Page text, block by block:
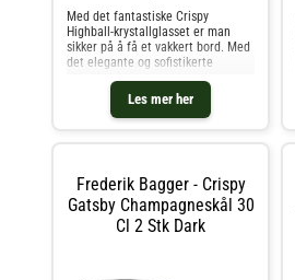
Les mer her
Med det fantastiske Crispy
Highball-krystallglasset er man
sikker på å få et vakkert bord. Med
det elegante og sofistikerte
uttrykket kan man nyte enhver
form for drikke, enten det er et
glass iskaldt vann eller en vakker
drink på festen.
Frederik Bagger - Crispy
Gatsby Champagneskål 30
Cl 2 Stk Dark